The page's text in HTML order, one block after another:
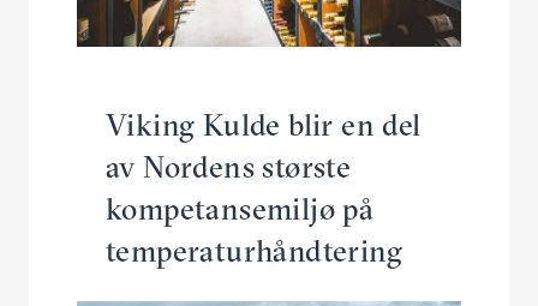
Viking Kulde blir en del
av Nordens største
kompe­tanse­miljø på
temperaturhåndtering